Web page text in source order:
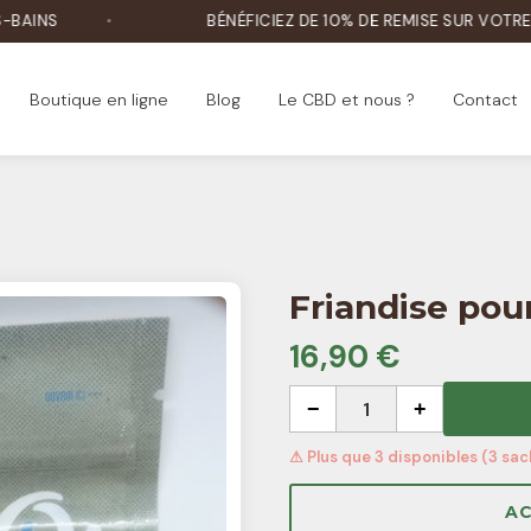
BÉNÉFICIEZ DE 10% DE REMISE SUR VOTRE
Boutique en ligne Blog Le CBD et nous ? Contact
Friandise
16,90 €
− 1 +
⚠ Plus que 3 disponibles (3